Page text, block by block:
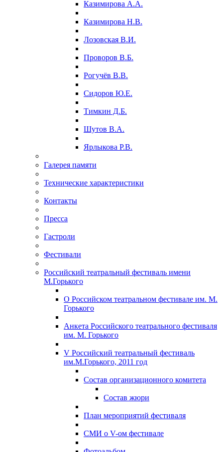
Казимирова А.А.
Казимирова Н.В.
Лозовская В.И.
Проворов В.Б.
Рогучёв В.В.
Сидоров Ю.Е.
Тимкин Д.Б.
Шутов В.А.
Ярлыкова Р.В.
Галерея памяти
Технические характеристики
Контакты
Пресса
Гастроли
Фестивали
Российский театральный фестиваль имени
М.Горького
О Российском театральном фестивале им. М.
Горького
Анкета Российского театрального фестиваля
им. М. Горького
V Российский театральный фестиваль
им.М.Горького, 2011 год
Состав организационного комитета
Состав жюри
План мероприятий фестиваля
СМИ о V-ом фестивале